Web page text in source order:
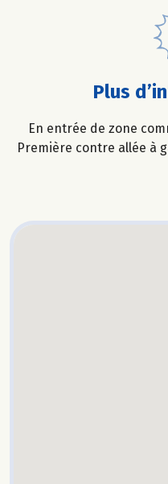
Plus
En entrée de zone
Première contre allée à